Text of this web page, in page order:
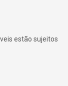
estão sujeitos